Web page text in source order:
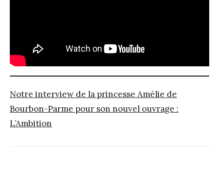
Notre interview de la princesse Amélie de
Bourbon-Parme pour son nouvel ouvrage :
L’Ambition